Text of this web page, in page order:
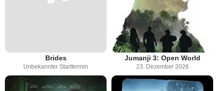
Brides
Unbekannter Starttermin
Jumanji 3: Open World
23. Dezember 2026